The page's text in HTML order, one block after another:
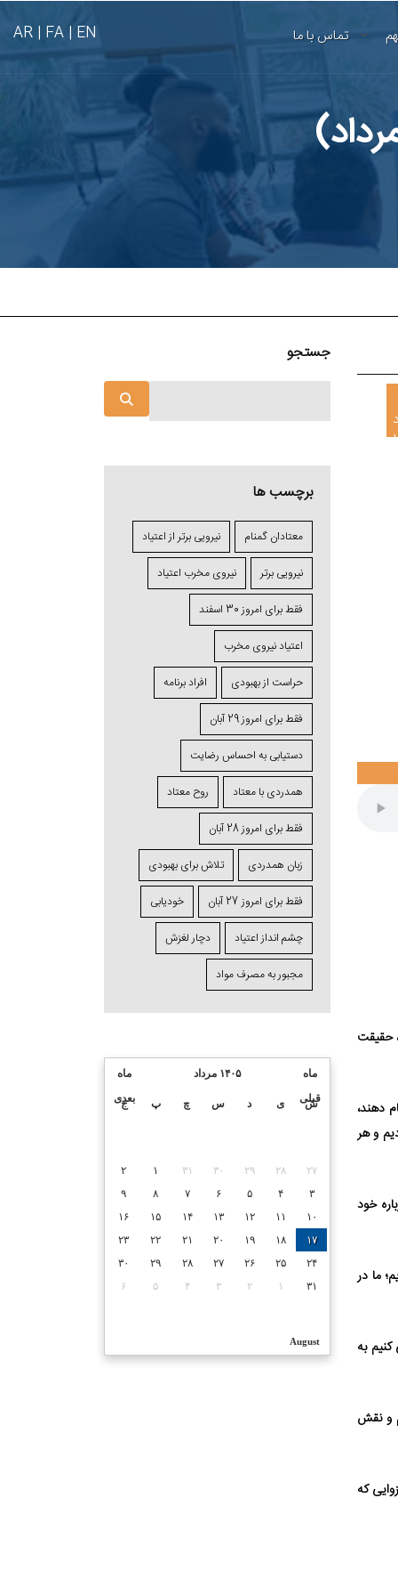
EN |
FA |
AR تماس با ما
حقیقت
دهند،
و هر
خود
ما در
به
و نقش
که
جستجو
برچسب ها
معتادان گمنام نیرویی برتر از اعتیاد
نیرویی برتر نیروی مخرب اعتیاد
فقط برای امروز 30 اسفند
اعتياد نیروی مخرب
حراست از بهبودی افراد برنامه
فقط برای امروز 29 آبان
دستیابی به احساس رضایت
همدردی با معتاد روح معتاد
فقط برای امروز 28 آبان
زبان همدردی تلاش برای بهبودی
فقط برای امروز 27 آبان خودیابی
چشم⁯ انداز اعتیاد دچار لغزش
مجبور به مصرف مواد
ماه
بعدی
۱۴۰۵ مرداد
ماه
قبلی
ش ی د س چ پ ج
۲۷ ۲۸ ۲۹ ۳۰ ۳۱ ۱
۲
۳
۴ ۵ ۶ ۷ ۸
۹
۱۰
۱۱ ۱۲ ۱۳ ۱۴ ۱۵
۱۶
۱۷
۱۸ ۱۹ ۲۰ ۲۱ ۲۲
۲۳
۲۴
۲۵ ۲۶ ۲۷ ۲۸ ۲۹
۳۰
۳۱
۱ ۲ ۳ ۴ ۵ ۶
August